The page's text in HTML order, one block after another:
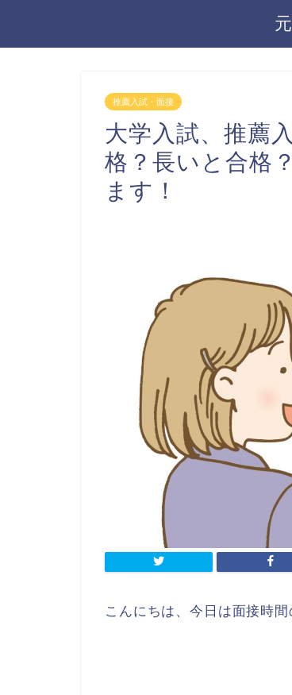
推薦入試・面接
大学入試、推薦
格？長いと合格
ます！
こんにちは、今日は面接時